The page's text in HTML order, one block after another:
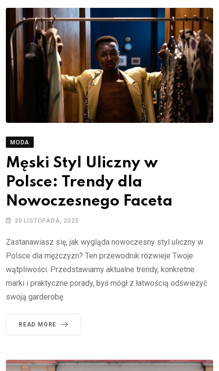
MODA
Męski Styl Uliczny w
Polsce: Trendy dla
Nowoczesnego Faceta
30 LISTOPADA, 2025
Zastanawiasz się, jak wygląda nowoczesny styl uliczny w
Polsce dla mężczyzn? Ten przewodnik rozwieje Twoje
wątpliwości. Przedstawiamy aktualne trendy, konkretne
marki i praktyczne porady, byś mógł z łatwością odświeżyć
swoją garderobę.
READ MORE